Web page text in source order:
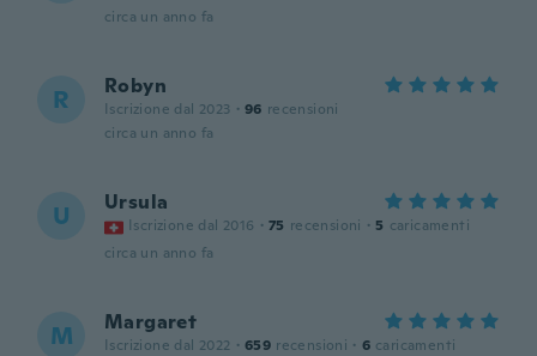
circa un anno fa
R Robyn
Iscrizione dal 2023 · 96 recensioni
circa un anno fa
U Ursula
Iscrizione dal 2016 · 75 recensioni · 5 caricamenti
circa un anno fa
M Margaret
Iscrizione dal 2022 · 659 recensioni · 6 caricamenti